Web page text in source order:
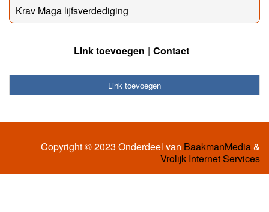
Krav Maga lijfsverdediging
Link toevoegen Contact
Link toevoegen
Copyright © 2023 Onderdeel van BaakmanMedia&
Vrolijk Internet Services